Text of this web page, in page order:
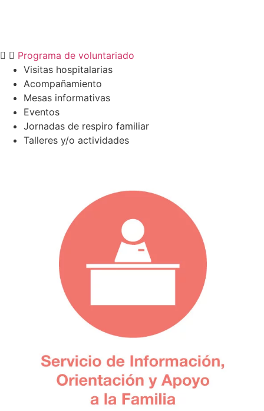
Programa de voluntariado
Visitas hospitalarias
Acompañamiento
Mesas informativas
Eventos
Jornadas de respiro familiar
Talleres y/o actividades